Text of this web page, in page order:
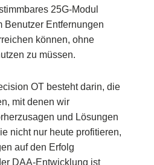
25G-Modul
Benutzer Entfernungen
können, ohne
zu müssen.
OT besteht darin, die
mit denen wir
und Lösungen
nicht nur heute profitieren,
auf den Erfolg
DAA-Entwicklung ist